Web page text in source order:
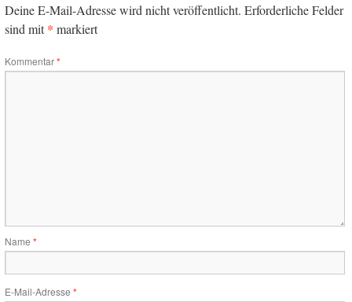
Deine E-Mail-Adresse wird nicht veröffentlicht. Erforderliche Felder
sind mit* markiert
Kommentar*
Name *
E-Mail-Adresse *